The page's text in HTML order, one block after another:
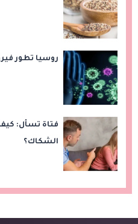
روسيا تطور
فتاة تسأل:
الشكاك؟